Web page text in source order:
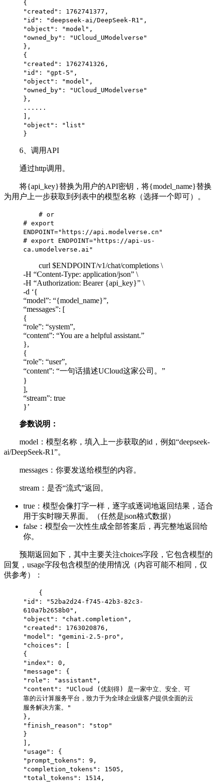
{
"created": 1762741377,
"id": "deepseek-ai/DeepSeek-R1",
"object": "model",
"owned_by": "UCloud_UModelverse"
},
{
"created": 1762741326,
"id": "gpt-5",
"object": "model",
"owned_by": "UCloud_UModelverse"
},
......
],
"object": "list"
}
6、调用API
通过http调用。
将{api_key}替换为用户的API密钥，将{model_name}替换
为用户上一步获取到列表中的模型名称（选择一个即可）。
# or
# export
ENDPOINT="https://api.modelverse.cn"
# export ENDPOINT="https://api-us-
ca.umodelverse.ai"
curl $ENDPOINT/v1/chat/completions \
-H “Content-Type: application/json” \
-H “Authorization: Bearer {api_key}” \
-d ‘{
“model”: “{model_name}”,
“messages”: [
{
“role”: “system”,
“content”: “You are a helpful assistant.”
},
{
“role”: “user”,
“content”: “一句话描述UCloud这家公司。”
}
],
“stream”: true
}’
参数说明：
model：模型名称，填入上一步获取的id，例如“deepseek-
ai/DeepSeek-R1”。
messages：你要发送给模型的内容。
stream：是否“流式”返回。
true：模型会像打字一样，逐字或逐词地返回结果，适合
用于实时聊天界面。（任然是json格式数据）
false：模型会一次性生成全部答案后，再完整地返回给
你。
预期返回如下，其中主要关注choices字段，它包含模型的
回复，usage字段包含模型的使用情况（内容可能不相同，仅
供参考）：
{
"id": "52ba2d24-f745-42b3-82c3-
610a7b2658b0",
"object": "chat.completion",
"created": 1763020876,
"model": "gemini-2.5-pro",
"choices": [
{
"index": 0,
"message": {
"role": "assistant",
"content": "UCloud (优刻得) 是一家中立、安全、可
靠的云计算服务平台，致力于为全球企业级客户提供全面的云
服务解决方案。"
},
"finish_reason": "stop"
}
],
"usage": {
"prompt_tokens": 9,
"completion_tokens": 1505,
"total_tokens": 1514,